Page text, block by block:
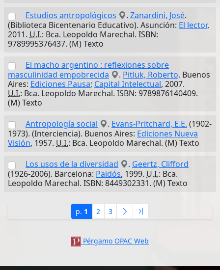
Estudios antropológicos
. Zanardini, José.
(Biblioteca Bicentenario Educativo). Asunción: El lector,
2011. U.I.: Bca. Leopoldo Marechal. ISBN:
9789995376437. (M) Texto
El macho argentino : reflexiones sobre
masculinidad empobrecida
. Pitluk, Roberto. Buenos
Aires: Ediciones Pausa; Capital Intelectual, 2007.
U.I.: Bca. Leopoldo Marechal. ISBN: 9789876140409.
(M) Texto
Antropología social
. Evans-Pritchard, E.E. (1902-
1973). (Interciencia). Buenos Aires: Ediciones Nueva
Visión, 1957. U.I.: Bca. Leopoldo Marechal. (M) Texto
Los usos de la diversidad
. Geertz, Clifford
(1926-2006). Barcelona: Paidós, 1999. U.I.: Bca.
Leopoldo Marechal. ISBN: 8449302331. (M) Texto
p. 1 2 3
Pérgamo OPAC Web